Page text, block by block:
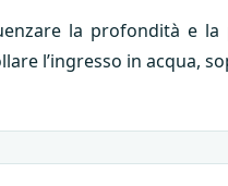
la profondità e
l’ingresso in acqua,